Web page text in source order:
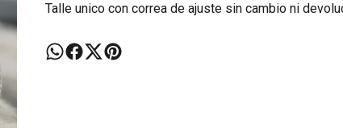
Talle unico con correa de ajuste sin cambio ni